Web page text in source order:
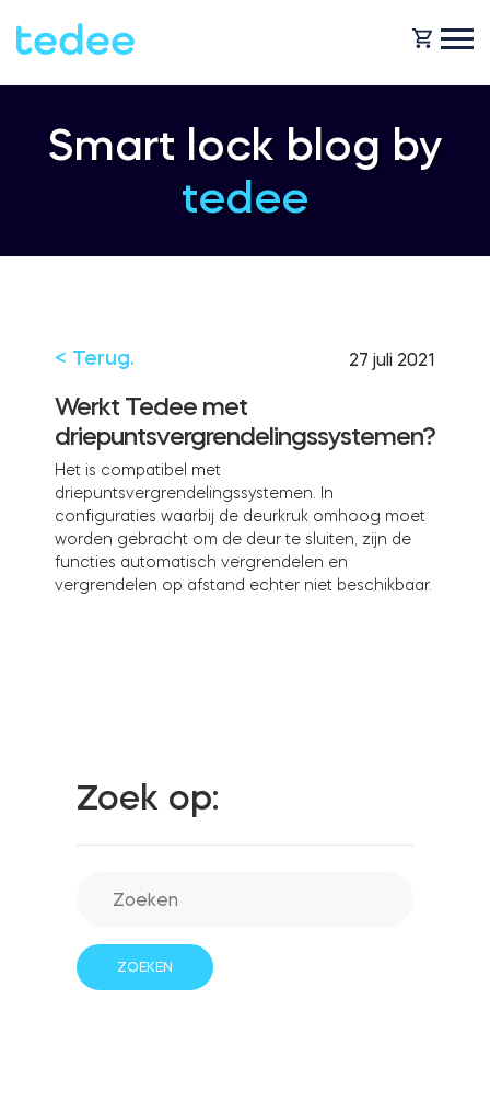
HOE HET WERKT?
Bedrijf
Integraties
Tedee GO
Tedee GO2
Tedee PRO
Tedee Bridge
Door Sensor
BLOG
WINKELZOEKER
Smart lock blog by
tedee
< Terug. 27 juli 2021
Werkt Tedee met
driepuntsvergrendelingssystemen?
Het is compatibel met
driepuntsvergrendelingssystemen. In
configuraties waarbij de deurkruk omhoog moet
worden gebracht om de deur te sluiten, zijn de
functies automatisch vergrendelen en
vergrendelen op afstand echter niet beschikbaar.
Zoek op: